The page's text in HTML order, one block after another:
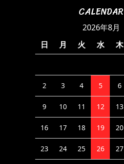
CALENDAR
2026年8月
日
月 火 水 木
2 3 4 5 6
9 10 11 12 13
16 17 18 19 20
23 24 25 26 27